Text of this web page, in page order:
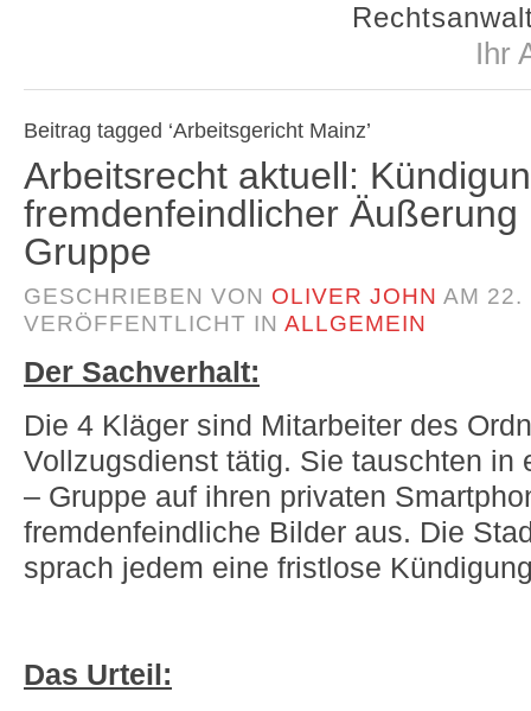
Ihr
Beitrag tagged ‘Arbeitsgericht Mainz’
Arbeitsrecht aktuell:
fremdenfeindlicher Äußerung
Gruppe
GESCHRIEBEN VON OLIVER JOHN AM 22.
VERÖFFENTLICHT IN ALLGEMEIN
Der Sachverhalt:
Die 4 Kläger sind Mitarbeiter des
Vollzugsdienst tätig. Sie tauschten in
– Gruppe auf ihren privaten
fremdenfeindliche Bilder aus. Die
sprach jedem eine fristlose
Das Urteil: